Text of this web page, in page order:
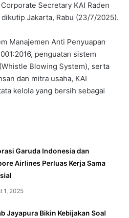
Secretary KAI Raden
Jakarta, Rabu (23/7/2025).
Manajemen Anti Penyuapan
penguatan sistem
Blowing System), serta
dan mitra usaha, KAI
kelola yang bersih sebagai
Garuda Indonesia dan
Airlines Perluas Kerja Sama
1, 2025
Jayapura Bikin Kebijakan Soal